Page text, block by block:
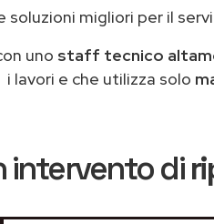
soluzioni migliori per il
uno staff tecnico
i lavori e che utilizza solo
intervento di